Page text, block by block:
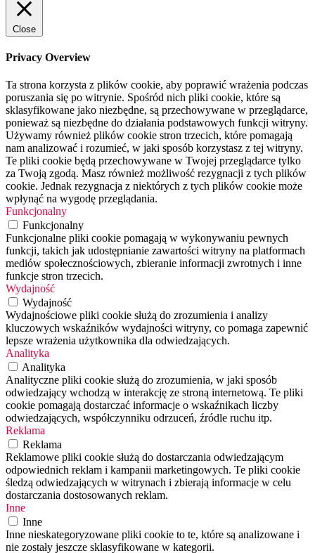
Close
Privacy Overview
Ta strona korzysta z plików cookie, aby poprawić wrażenia podczas
poruszania się po witrynie. Spośród nich pliki cookie, które są
sklasyfikowane jako niezbędne, są przechowywane w przeglądarce,
ponieważ są niezbędne do działania podstawowych funkcji witryny.
Używamy również plików cookie stron trzecich, które pomagają
nam analizować i rozumieć, w jaki sposób korzystasz z tej witryny.
Te pliki cookie będą przechowywane w Twojej przeglądarce tylko
za Twoją zgodą. Masz również możliwość rezygnacji z tych plików
cookie. Jednak rezygnacja z niektórych z tych plików cookie może
wpłynąć na wygodę przeglądania.
Funkcjonalny
Funkcjonalny
Funkcjonalne pliki cookie pomagają w wykonywaniu pewnych
funkcji, takich jak udostępnianie zawartości witryny na platformach
mediów społecznościowych, zbieranie informacji zwrotnych i inne
funkcje stron trzecich.
Wydajność
Wydajność
Wydajnościowe pliki cookie służą do zrozumienia i analizy
kluczowych wskaźników wydajności witryny, co pomaga zapewnić
lepsze wrażenia użytkownika dla odwiedzających.
Analityka
Analityka
Analityczne pliki cookie służą do zrozumienia, w jaki sposób
odwiedzający wchodzą w interakcję ze stroną internetową. Te pliki
cookie pomagają dostarczać informacje o wskaźnikach liczby
odwiedzających, współczynniku odrzuceń, źródle ruchu itp.
Reklama
Reklama
Reklamowe pliki cookie służą do dostarczania odwiedzającym
odpowiednich reklam i kampanii marketingowych. Te pliki cookie
śledzą odwiedzających w witrynach i zbierają informacje w celu
dostarczania dostosowanych reklam.
Inne
Inne
Inne nieskategoryzowane pliki cookie to te, które są analizowane i
nie zostały jeszcze sklasyfikowane w kategorii.